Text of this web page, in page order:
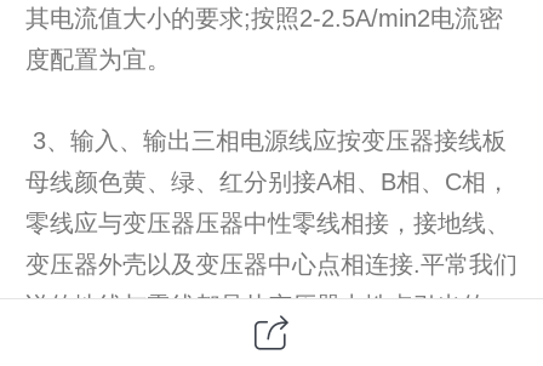
其电流值大小的要求;按照2-2.5A/min2电流密
度配置为宜。
3、输入、输出三相电源线应按变压器接线板
母线颜色黄、绿、红分别接A相、B相、C相，
零线应与变压器压器中性零线相接，接地线、
变压器外壳以及变压器中心点相连接.平常我们
说的地线与零线都是从变压器中性点引出的。
(如变压器有机箱应与箱体地线标志对应相连